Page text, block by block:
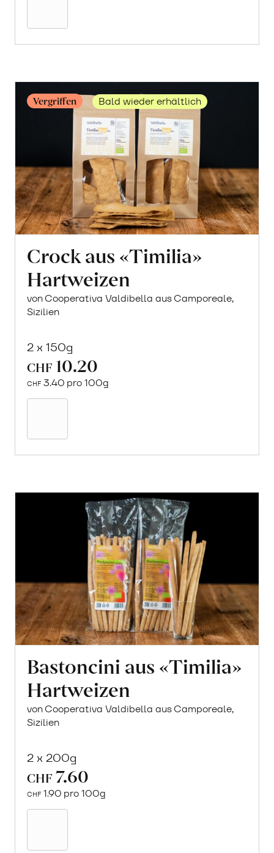
Vergriffen Bald wieder erhältlich
Crock aus «Timilia»
Hartweizen
von Cooperativa Valdibella aus Camporeale,
Sizilien
2 x 150g
CHF 10.20
CHF 3.40 pro 100g
Hartweizen
Bastoncini aus «Timilia»
Hartweizen
von Cooperativa Valdibella aus Camporeale,
Sizilien
2 x 200g
CHF 7.60
CHF 1.90 pro 100g